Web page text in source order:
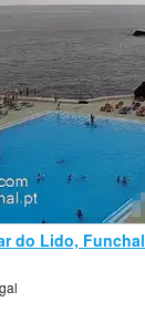
do Lido, Funchal